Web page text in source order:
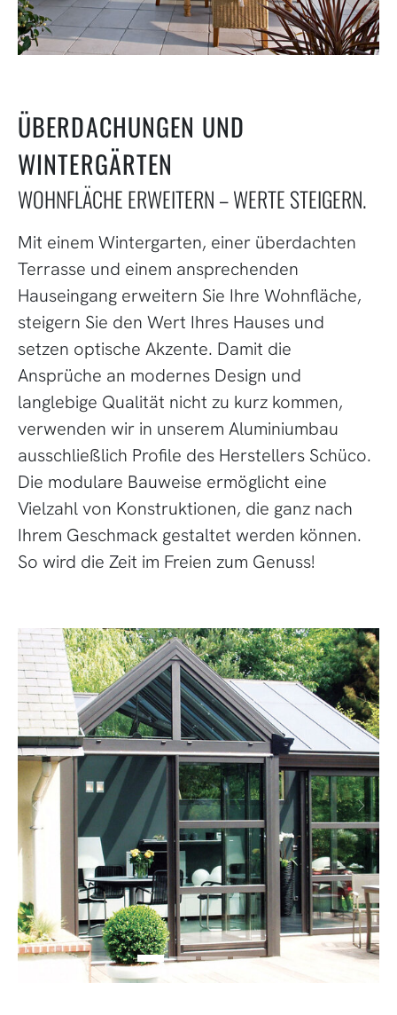
ÜBERDACHUNGEN UND
WINTERGÄRTEN
WOHNFLÄCHE ERWEITERN – WERTE STEIGERN.
Mit einem Wintergarten, einer überdachten
Terrasse und einem ansprechenden
Hauseingang erweitern Sie Ihre Wohnfläche,
steigern Sie den Wert Ihres Hauses und
setzen optische Akzente. Damit die
Ansprüche an modernes Design und
langlebige Qualität nicht zu kurz kommen,
verwenden wir in unserem Aluminiumbau
ausschließlich Profile des Herstellers Schüco.
Die modulare Bauweise ermöglicht eine
Vielzahl von Konstruktionen, die ganz nach
Ihrem Geschmack gestaltet werden können.
So wird die Zeit im Freien zum Genuss!
Zurück